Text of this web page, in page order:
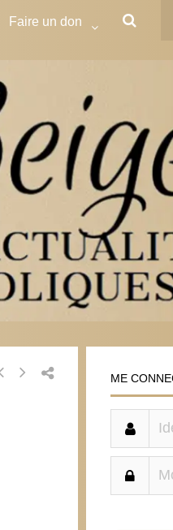
Faire un don
ME